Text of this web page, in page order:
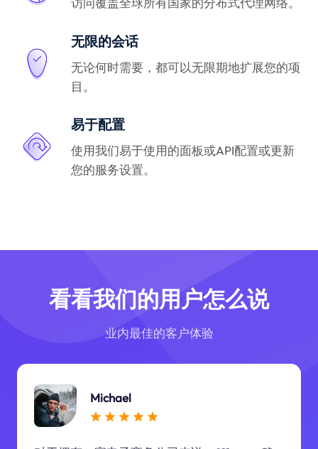
无限的会话
无论何时需要，都可以无限期地扩展您的项
目。
易于配置
使用我们易于使用的面板或API配置或更新
您的服务设置。
看看我们的用户怎么说
业内最佳的客户体验
Michael